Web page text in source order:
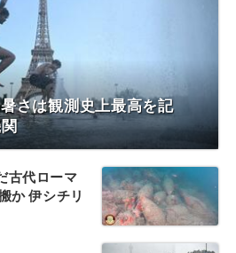
さは観測史上最高を記
古代ローマ
か 伊シチリ